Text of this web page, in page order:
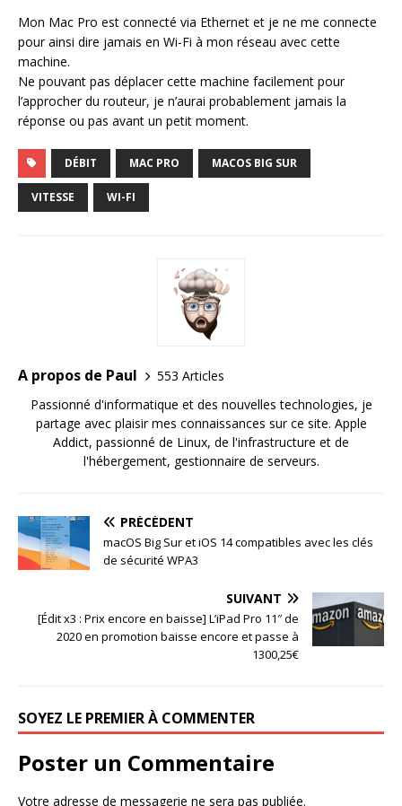
Mon Mac Pro est connecté via Ethernet et je ne me connecte
pour ainsi dire jamais en Wi-Fi à mon réseau avec cette
machine.
Ne pouvant pas déplacer cette machine facilement pour
l’approcher du routeur, je n’aurai probablement jamais la
réponse ou pas avant un petit moment.
DÉBIT MAC PRO MACOS BIG SUR
VITESSE WI-FI
A propos de Paul
553 Articles
Passionné d'informatique et des nouvelles technologies, je
partage avec plaisir mes connaissances sur ce site. Apple
Addict, passionné de Linux, de l'infrastructure et de
l'hébergement, gestionnaire de serveurs.
PRÉCÉDENT
macOS Big Sur et iOS 14 compatibles avec les clés
de sécurité WPA3
SUIVANT
[Édit x3 : Prix encore en baisse] L’iPad Pro 11″ de
2020 en promotion baisse encore et passe à
1300,25€
SOYEZ LE PREMIER À COMMENTER
Poster un Commentaire
Votre adresse de messagerie ne sera pas publiée.